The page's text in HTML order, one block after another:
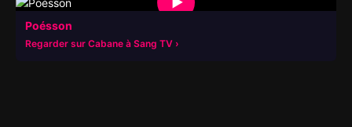
Poésson
Regarder sur Cabane à Sang TV